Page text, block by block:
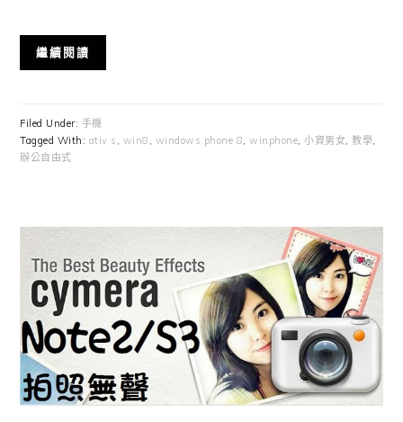
繼續閱讀
Filed Under: 手機
Tagged With: ativ s , win8 , windows phone 8,winphone,小資男女,教學,
辦公自由式